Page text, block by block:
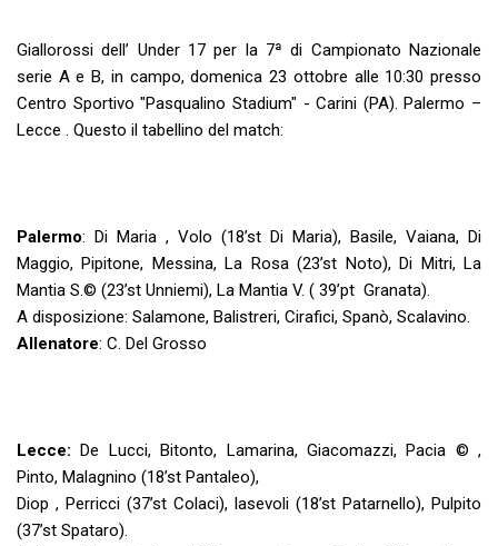
Giallorossi dell’ Under 17 per la 7ª di Campionato Nazionale
serie A e B, in campo, domenica 23 ottobre alle 10:30 presso
Centro Sportivo "Pasqualino Stadium" - Carini (PA). Palermo –
Lecce . Questo il tabellino del match:
Palermo: Di Maria , Volo (18’st Di Maria), Basile, Vaiana, Di
Maggio, Pipitone, Messina, La Rosa (23’st Noto), Di Mitri, La
Mantia S.©️ (23’st Unniemi), La Mantia V. ( 39’pt Granata).
A disposizione: Salamone, Balistreri, Cirafici, Spanò, Scalavino.
Allenatore: C. Del Grosso
Lecce: De Lucci, Bitonto, Lamarina, Giacomazzi, Pacia ©️ ,
Pinto, Malagnino (18’st Pantaleo),
Diop , Perricci (37’st Colaci), Iasevoli (18’st Patarnello), Pulpito
(37’st Spataro).